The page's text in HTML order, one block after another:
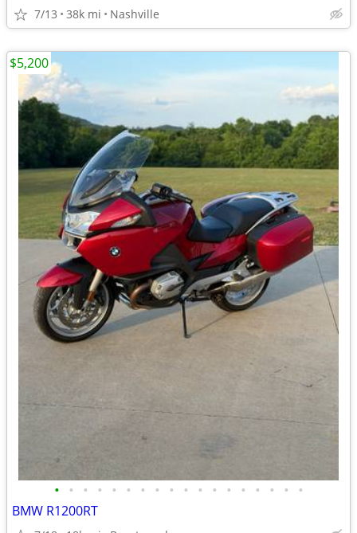
7/13 38k mi Nashville
• • • • • • • • • • • • • • • • • •
BMW R1200RT
$5,200